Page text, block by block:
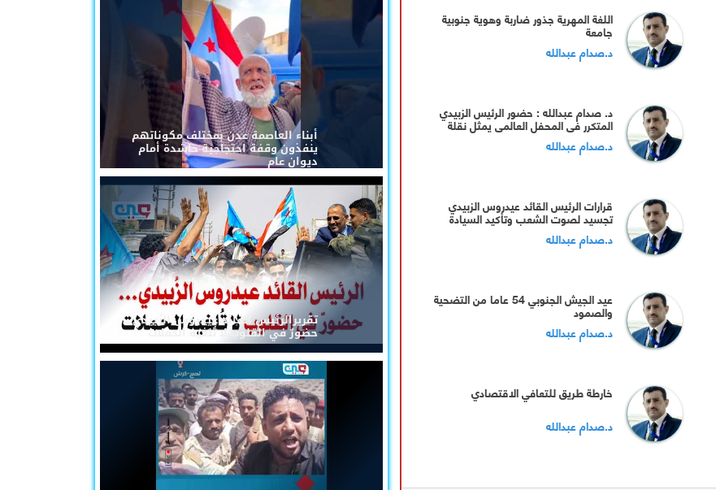
اللغة المهرية جذور ضاربة وهوية جنوبية
جامعة
د.صدام عبدالله
د. صدام عبدالله : حضور الرئيس الزبيدي
المتكرر في المحفل العالمي يمثل نقلة
نوعية في دبلوماسية الجنوب..
د.صدام عبدالله
قرارات الرئيس القائد عيدروس الزبيدي
تجسيد لصوت الشعب وتأكيد السيادة
د.صدام عبدالله
عيد الجيش الجنوبي 54 عاما من التضحية
والصمود
د.صدام عبدالله
خارطة طريق للتعافي الاقتصادي
د.صدام عبدالله
أبناء العاصمة عدن بمختلف مكوناتهم
ينفذون وقفة احتجاجية حاشدة أمام
ديوان عام
تقريرالرئيس القائد عيدروس الزُبيدي...
حضورٌ في القلوب لا تُلغيه الحملات